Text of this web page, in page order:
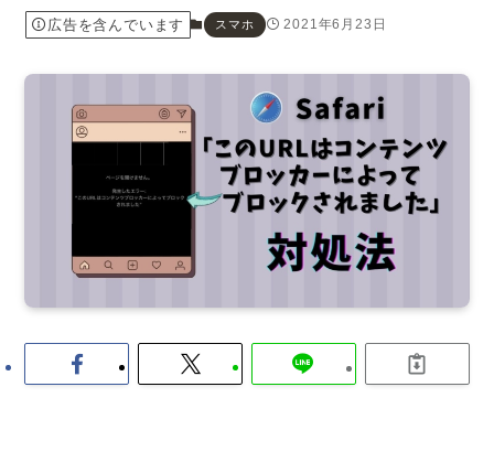
広告を含んでいます スマホ 2021年6月23日